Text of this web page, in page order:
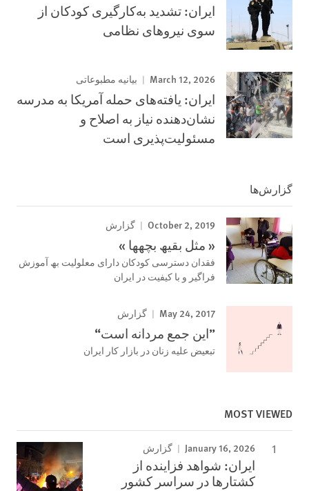
ایران: تشدید به‌کارگیری کودکان از
سوی نیروهای نظامی
March 12, 2026 بیانیه مطبوعاتی
ایران: یافته‌های حمله آمریکا به مدرسه
نشان‌دهنده نیاز به اصلاح و
مسئولیت‌پذیری است
گزارش‌ها
October 2, 2019 گزارش
« مثل بقیھ بچھھا »
فقدان دسترسی کودکان دارای معلولیت بھ آموزش
فراگیر و با کیفیت در ایران
May 24, 2017 گزارش
”این جمع مردانه است“
تبعیض علیه زنان در بازار کار ایران
MOST VIEWED
January 16, 2026 گزارش
ایران: شواهد فزاینده از
کشتارها در سراسر کشور